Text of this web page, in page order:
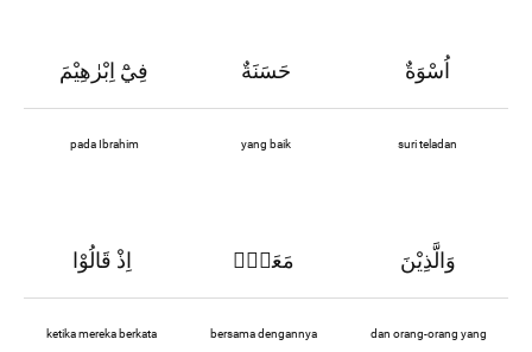
فِيْٓ اِبْرٰهِيْمَ حَسَنَةٌ اُسْوَةٌ
pada Ibrahim yang baik suri teladan
اِذْ قَالُوْا مَعَهٗۚ وَالَّذِيْنَ
ketika mereka berkata bersama dengannya dan orang-orang yang